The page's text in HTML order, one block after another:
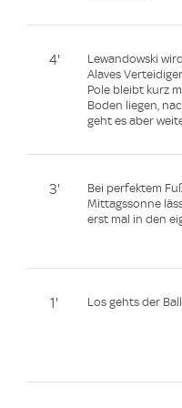
4'
Lewandowski
Alaves
Pole bleibt kurz
Boden liegen,
geht es aber
3'
Bei perfektem
Mittagssonne
erst mal in den
1' Los gehts der